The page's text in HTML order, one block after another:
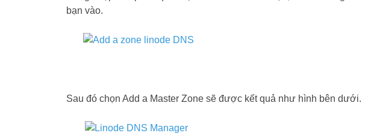
bạn vào.
Sau đó chọn Add a Master Zone sẽ được kết quả như hình bên dưới.